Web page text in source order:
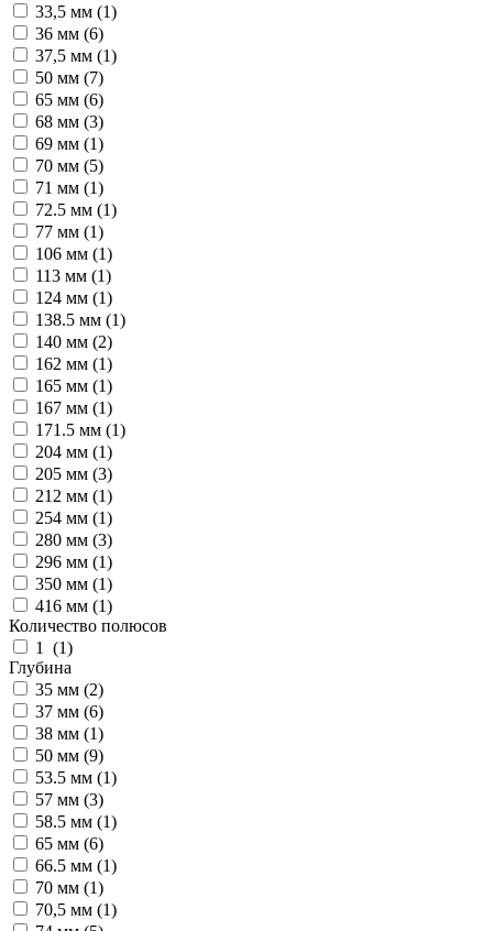
33,5 мм (1)
36 мм (6)
37,5 мм (1)
50 мм (7)
65 мм (6)
68 мм (3)
69 мм (1)
70 мм (5)
71 мм (1)
72.5 мм (1)
77 мм (1)
106 мм (1)
113 мм (1)
124 мм (1)
138.5 мм (1)
140 мм (2)
162 мм (1)
165 мм (1)
167 мм (1)
171.5 мм (1)
204 мм (1)
205 мм (3)
212 мм (1)
254 мм (1)
280 мм (3)
296 мм (1)
350 мм (1)
416 мм (1)
Количество полюсов
1 (1)
Глубина
35 мм (2)
37 мм (6)
38 мм (1)
50 мм (9)
53.5 мм (1)
57 мм (3)
58.5 мм (1)
65 мм (6)
66.5 мм (1)
70 мм (1)
70,5 мм (1)